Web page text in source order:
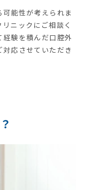
能性が考えられま
ニックにご相談く
験を積んだ口腔外
応させていただき